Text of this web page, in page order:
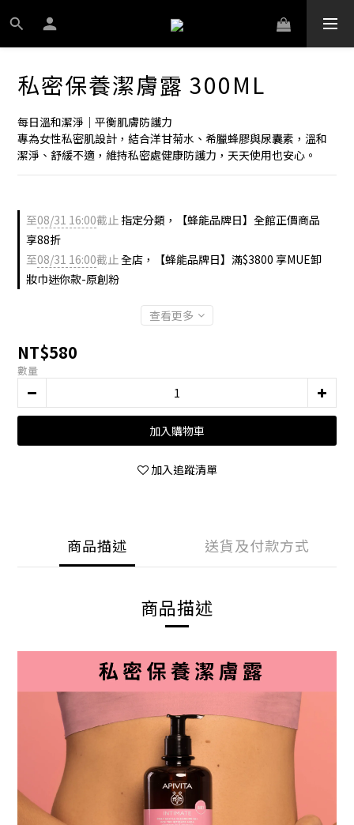
私密保養潔膚露 300ML
每日溫和潔淨｜平衡肌膚防護力
專為女性私密肌設計，結合洋甘菊水、希臘蜂膠與尿囊素，溫和
潔淨、舒緩不適，維持私密處健康防護力，天天使用也安心。
至08/31 16:00截止 指定分類，【蜂能品牌日】全館正價商品
享88折
至08/31 16:00截止全店，【蜂能品牌日】滿$3800 享MUE卸
妝巾迷你款-原創粉
查看更多
NT$580
數量
加入購物車
加入追蹤清單
商品描述 送貨及付款方式
商品描述